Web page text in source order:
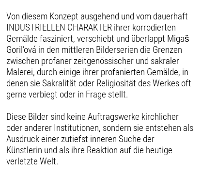
Von diesem Konzept ausgehend und vom dauerhaft
INDUSTRIELLEN CHARAKTER ihrer korrodierten
Gemälde fasziniert, verschiebt und überlappt Migaš
Goril’ová in den mittleren Bilderserien die Grenzen
zwischen profaner zeitgenössischer und sakraler
Malerei, durch einige ihrer profanierten Gemälde, in
denen sie Sakralität oder Religiosität des Werkes oft
gerne verbiegt oder in Frage stellt.
Diese Bilder sind keine Auftragswerke kirchlicher
oder anderer Institutionen, sondern sie entstehen als
Ausdruck einer zutiefst inneren Suche der
Künstlerin und als ihre Reaktion auf die heutige
verletzte Welt.